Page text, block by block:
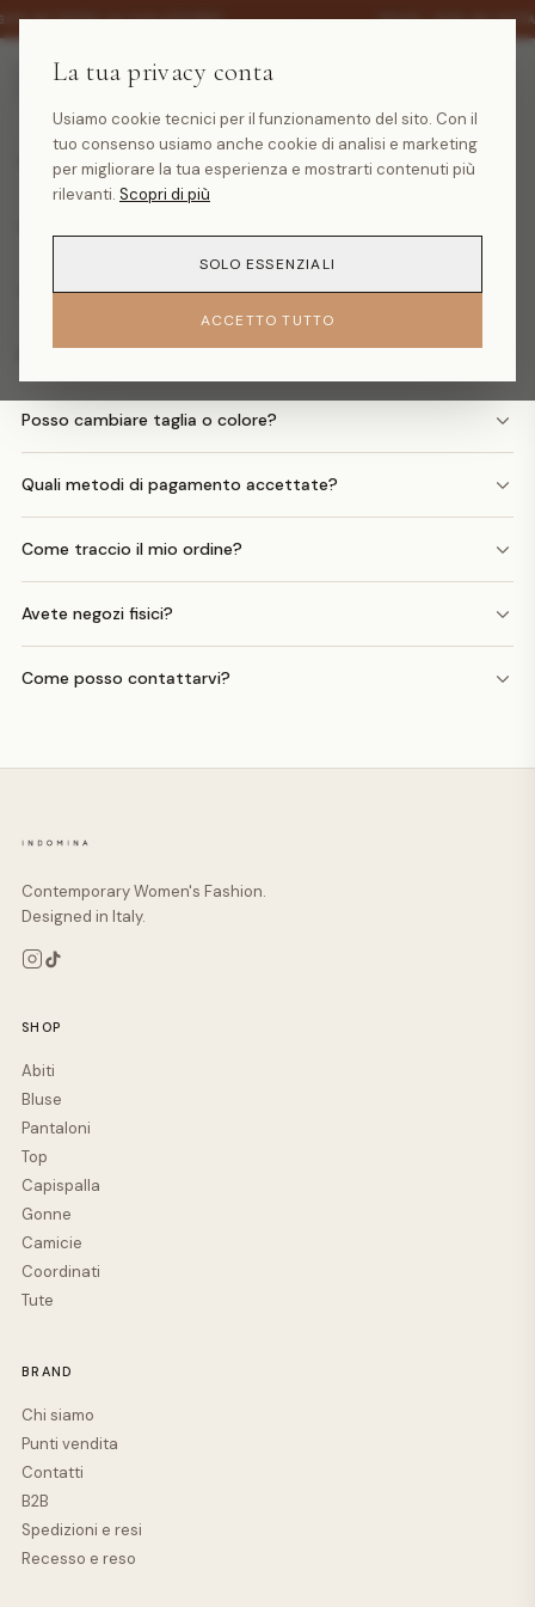
SU TUTTA LA COLLEZIONE · SALDI -30% SU
Domande frequenti
Quanto costa la spedizione?
Come faccio un reso?
Posso avere il rimborso in denaro?
Posso cambiare taglia o colore?
Quali metodi di pagamento accettate?
Come traccio il mio ordine?
Avete negozi fisici?
Come posso contattarvi?
Contemporary Women's Fashion.
Designed in Italy.
SHOP
Abiti
Bluse
Pantaloni
Top
Capispalla
Gonne
Camicie
Coordinati
Tute
BRAND
Chi siamo
Punti vendita
Contatti
B2B
Spedizioni e resi
Recesso e reso
La tua privacy conta
Usiamo cookie tecnici per il funzionamento del sito. Con il
tuo consenso usiamo anche cookie di analisi e marketing
per migliorare la tua esperienza e mostrarti contenuti più
rilevanti. Scopri di più
SOLO ESSENZIALI
ACCETTO TUTTO